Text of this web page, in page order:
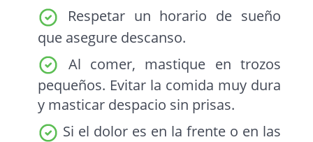
Respetar un horario de sueño
que asegure descanso.
Al comer, mastique en trozos
pequeños. Evitar la comida muy dura
y masticar despacio sin prisas.
Si el dolor es en la frente o en las